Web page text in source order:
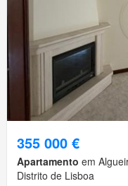
355 000 €
Apartamento em
Distrito de Lisboa